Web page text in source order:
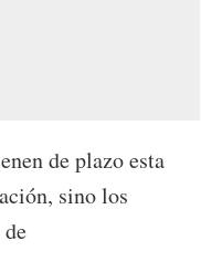
de plazo esta
sino los